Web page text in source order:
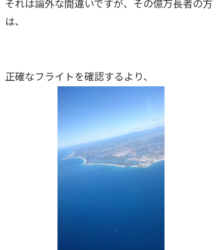
それは論外な間違いですが、その億万長者の方
は、
正確なフライトを確認するより、